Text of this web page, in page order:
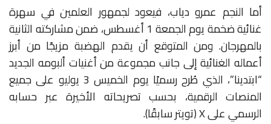
أما النجم عمرو دياب، فيعود لجمهور العلمين في سهرة
غنائية ضخمة يوم الجمعة 1 أغسطس، ضمن مشاركته الثانية
بالمهرجان. ومن المتوقع أن يقدم الهضبة مزيجًا من أبرز
أعماله الغنائية إلى جانب مجموعة من أغنيات ألبومه الجديد
“ابتدينا”، الذي طُرح رسميًا يوم الخميس 3 يوليو على جميع
المنصات الرقمية، بحسب تصريحاته الأخيرة عبر حسابه
الرسمي على
تويتر سابقًا).